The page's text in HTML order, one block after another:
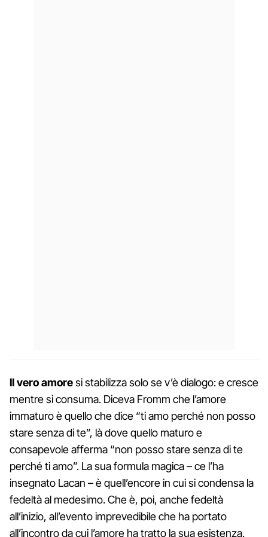
Il vero amoresi stabilizza solo se v’è dialogo: e cresce
mentre si consuma. Diceva Fromm che l’amore
immaturo è quello che dice “ti amo perché non posso
stare senza di te”, là dove quello maturo e
consapevole afferma “non posso stare senza di te
perché ti amo”. La sua formula magica – ce l’ha
insegnato Lacan – è quell’encore in cui si condensa la
fedeltà al medesimo. Che è, poi, anche fedeltà
all’inizio, all’evento imprevedibile che ha portato
all’incontro da cui l’amore ha tratto la sua esistenza.